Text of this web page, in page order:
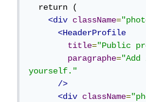
  return (
<div
className=
<HeaderProfile
title="Public
paragraphe=
yourself."
/>
<div
className=